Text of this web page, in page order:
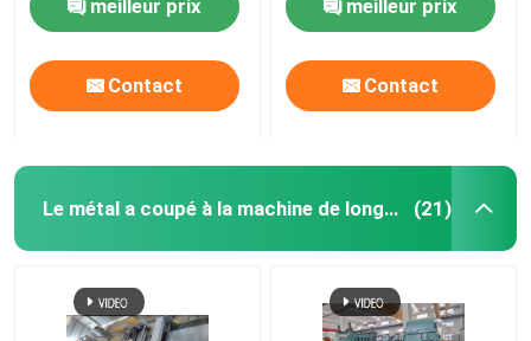
meilleur prix
Contact
meilleur prix
Contact
Le métal a coupé à la machine de longueur (21)